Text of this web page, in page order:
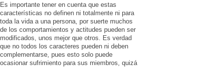
Es importante tener en cuenta que estas
características no definen ni totalmente ni para
toda la vida a una persona, por suerte muchos
de los comportamientos y actitudes pueden ser
modificados, unos mejor que otros. Es verdad
que no todos los caracteres pueden ni deben
complementarse, pues esto solo puede
ocasionar sufrimiento para sus miembros, quizá